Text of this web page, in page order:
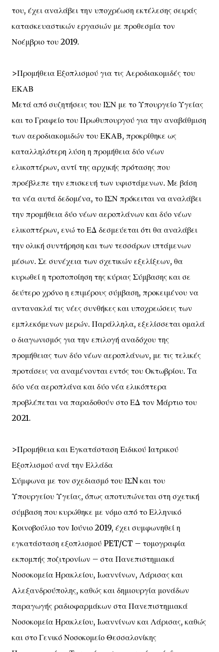
του, έχει αναλάβει την υποχρέωση εκτέλεσης σειράς
κατασκευαστικών εργασιών με προθεσμία τον
Νοέμβριο του 2019.
>Προμήθεια Εξοπλισμού για τις Αεροδιακομιδές του
ΕΚΑΒ
Μετά από συζητήσεις του ΙΣΝ με το Υπουργείο Υγείας
και το Γραφείο του Πρωθυπουργού για την αναβάθμιση
των αεροδιακομιδών του ΕΚΑΒ, προκρίθηκε ως
καταλληλότερη λύση η προμήθεια δύο νέων
ελικοπτέρων, αντί της αρχικής πρότασης που
προέβλεπε την επισκευή των υφιστάμενων. Με βάση
τα νέα αυτά δεδομένα, το ΙΣΝ πρόκειται να αναλάβει
την προμήθεια δύο νέων αεροπλάνων και δύο νέων
ελικοπτέρων, ενώ το ΕΔ δεσμεύεται ότι θα αναλάβει
την ολική συντήρηση και των τεσσάρων ιπτάμενων
μέσων. Σε συνέχεια των σχετικών εξελίξεων, θα
κυρωθεί η τροποποίηση της κύριας Σύμβασης και σε
δεύτερο χρόνο η επιμέρους σύμβαση, προκειμένου να
αντανακλά τις νέες συνθήκες και υποχρεώσεις των
εμπλεκόμενων μερών. Παράλληλα, εξελίσσεται ομαλά
ο διαγωνισμός για την επιλογή αναδόχου της
προμήθειας των δύο νέων αεροπλάνων, με τις τελικές
προτάσεις να αναμένονται εντός του Οκτωβρίου. Τα
δύο νέα αεροπλάνα και δύο νέα ελικόπτερα
προβλέπεται να παραδοθούν στο ΕΔ τον Μάρτιο του
2021.
>Προμήθεια και Εγκατάσταση Ειδικού Ιατρικού
Εξοπλισμού ανά την Ελλάδα
Σύμφωνα με τον σχεδιασμό του ΙΣN και του
Υπουργείου Υγείας, όπως αποτυπώνεται στη σχετική
σύμβαση που κυρώθηκε με νόμο από το Ελληνικό
Κοινοβούλιο τον Ιούνιο 2019, έχει συμφωνηθεί η
εγκατάσταση εξοπλισμού PET/CT – τομογραφία
εκπομπής ποζιτρονίων – στα Πανεπιστημιακά
Νοσοκομεία Ηρακλείου, Ιωαννίνων, Λάρισας και
Αλεξανδρούπολης, καθώς και δημιουργία μονάδων
παραγωγής ραδιοφαρμάκων στα Πανεπιστημιακά
Νοσοκομεία Ηρακλείου, Ιωαννίνων και Λάρισας, καθώς
και στο Γενικό Νοσοκομείο Θεσσαλονίκης